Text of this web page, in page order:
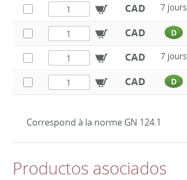
CAD 7 jours
CAD D
CAD 7 jours
CAD D
Correspond à la norme GN 124.1
Productos asociados